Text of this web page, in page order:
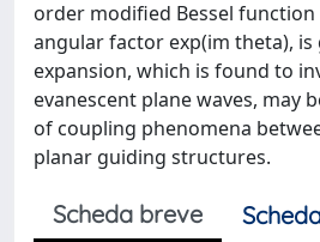
order modified Bessel function
angular factor exp(im theta), is
expansion, which is found to
evanescent plane waves, may
of coupling phenomena
planar guiding structures.
Scheda breve